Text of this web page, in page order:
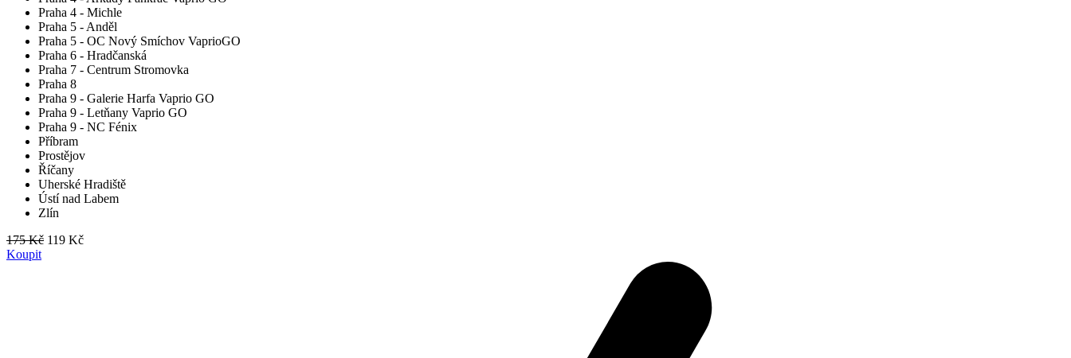
Praha 4 - Michle
Praha 5 - Anděl
Praha 5 - OC Nový Smíchov VaprioGO
Praha 6 - Hradčanská
Praha 7 - Centrum Stromovka
Praha 8
Praha 9 - Galerie Harfa Vaprio GO
Praha 9 - Letňany Vaprio GO
Praha 9 - NC Fénix
Příbram
Prostějov
Říčany
Uherské Hradiště
Ústí nad Labem
Zlín
175 Kč 119 Kč
Koupit